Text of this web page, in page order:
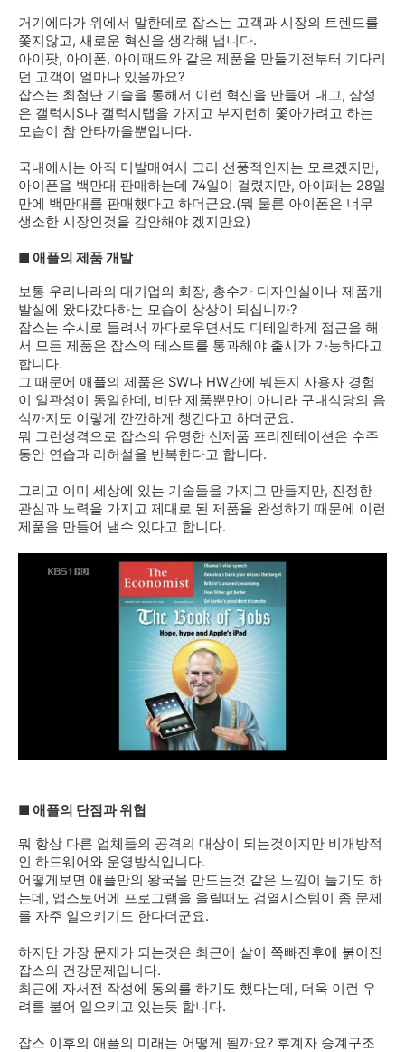
거기에다가 위에서 말한데로 잡스는 고객과 시장의 트렌드를
쫓지않고, 새로운 혁신을 생각해 냅니다.
아이팟, 아이폰, 아이패드와 같은 제품을 만들기전부터 기다리
던 고객이 얼마나 있을까요?
잡스는 최첨단 기술을 통해서 이런 혁신을 만들어 내고, 삼성
은 갤럭시S나 갤럭시탭을 가지고 부지런히 쫓아가려고 하는
모습이 참 안타까울뿐입니다.
국내에서는 아직 미발매여서 그리 선풍적인지는 모르겠지만,
아이폰을 백만대 판매하는데 74일이 걸렸지만, 아이패는 28일
만에 백만대를 판매했다고 하더군요.(뭐 물론 아이폰은 너무
생소한 시장인것을 감안해야 겠지만요)
■ 애플의 제품 개발
보통 우리나라의 대기업의 회장, 총수가 디자인실이나 제품개
발실에 왔다갔다하는 모습이 상상이 되십니까?
잡스는 수시로 들려서 까다로우면서도 디테일하게 접근을 해
서 모든 제품은 잡스의 테스트를 통과해야 출시가 가능하다고
합니다.
그 때문에 애플의 제품은 SW나 HW간에 뭐든지 사용자 경험
이 일관성이 동일한데, 비단 제품뿐만이 아니라 구내식당의 음
식까지도 이렇게 깐깐하게 챙긴다고 하더군요.
뭐 그런성격으로 잡스의 유명한 신제품 프리젠테이션은 수주
동안 연습과 리허설을 반복한다고 합니다.
그리고 이미 세상에 있는 기술들을 가지고 만들지만, 진정한
관심과 노력을 가지고 제대로 된 제품을 완성하기 때문에 이런
제품을 만들어 낼수 있다고 합니다.
■ 애플의 단점과 위협
뭐 항상 다른 업체들의 공격의 대상이 되는것이지만 비개방적
인 하드웨어와 운영방식입니다.
어떻게보면 애플만의 왕국을 만드는것 같은 느낌이 들기도 하
는데, 앱스토어에 프로그램을 올릴때도 검열시스템이 좀 문제
를 자주 일으키기도 한다더군요.
하지만 가장 문제가 되는것은 최근에 살이 쪽빠진후에 붉어진
잡스의 건강문제입니다.
최근에 자서전 작성에 동의를 하기도 했다는데, 더욱 이런 우
려를 불어 일으키고 있는듯 합니다.
잡스 이후의 애플의 미래는 어떻게 될까요? 후계자 승계구조